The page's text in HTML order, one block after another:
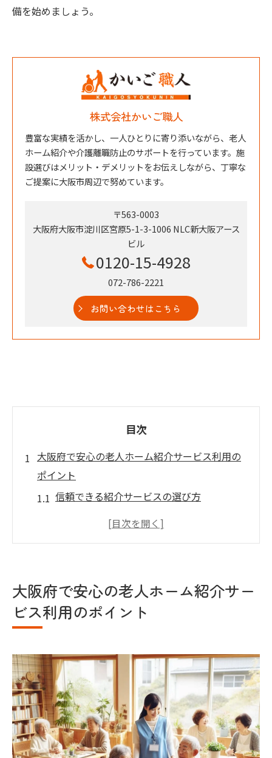
備を始めましょう。
株式会社かいご職人
豊富な実績を活かし、一人ひとりに寄り添いながら、老人
ホーム紹介や介護離職防止のサポートを行っています。施
設選びはメリット・デメリットをお伝えしながら、丁寧な
ご提案に大阪市周辺で努めています。
〒563-0003
大阪府大阪市淀川区宮原5-1-3-1006 NLC新大阪アース
ビル
0120-15-4928
072-786-2221
お問い合わせはこちら
目次
大阪府で安心の老人ホーム紹介サービス利用の
ポイント
信頼できる紹介サービスの選び方
老人ホーム紹介で得られるサポート内容
老人ホーム見学時のチェックポイント
紹介サービスを最大限に活用する方法
自由な生活を楽しむ大阪府の住宅型有料老人ホ
自分らしい生活を送るための選択肢
住環境がもたらす心理的な影響
アクティビティを楽しむための施設設備
プライバシーを重視した住まいの選び方
自由と安心が共存する生活スタイル
大阪府で安心の老人ホーム紹介サー
ビス利用のポイント